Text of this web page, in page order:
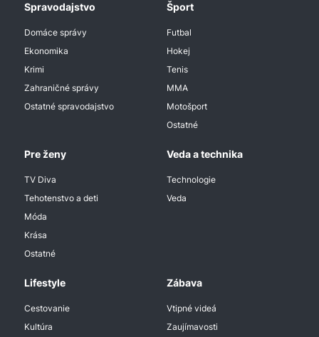
Spravodajstvo
Domáce správy
Ekonomika
Krimi
Zahraničné správy
Ostatné spravodajstvo
Šport
Futbal
Hokej
Tenis
MMA
Motošport
Ostatné
Pre ženy
TV Diva
Tehotenstvo a deti
Móda
Krása
Ostatné
Veda a technika
Technologie
Veda
Lifestyle
Cestovanie
Kultúra
Zábava
Vtipné videá
Zaujímavosti